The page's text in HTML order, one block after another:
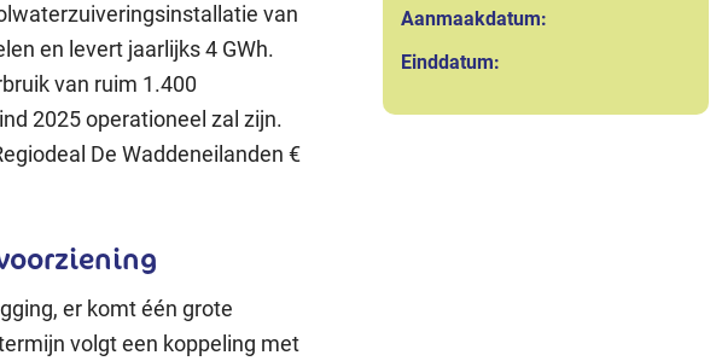
Aanmaakdatum:
Einddatum:
van
en levert jaarlijks 4 GWh.
van ruim 1.400
2025 operationeel zal zijn.
De Waddeneilanden €
er komt één grote
volgt een koppeling met